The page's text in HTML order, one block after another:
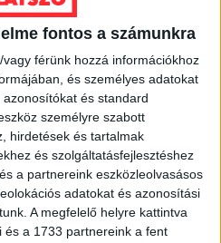
fontos a számunkra
férünk hozzá információkhoz
és személyes adatokat
és standard
személyre szabott
hirdetések és tartalmak
és szolgáltatásfejlesztéshez
a partnereink eszközleolvasásos
adatokat és azonosítási
A megfelelő helyre kattintva
és a 1733 partnereink a fent
Keresztnév *